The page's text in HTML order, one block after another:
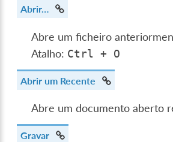
Abrir…
Abre um ficheiro
Atalho: Ctrl + O
Abrir um Recente
Abre um documento aberto
Gravar